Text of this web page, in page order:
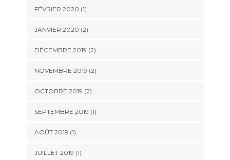
FÉVRIER 2020 (1)
JANVIER 2020 (2)
DÉCEMBRE 2019 (2)
NOVEMBRE 2019 (2)
OCTOBRE 2019 (2)
SEPTEMBRE 2019 (1)
AOÛT 2019 (1)
JUILLET 2019 (1)